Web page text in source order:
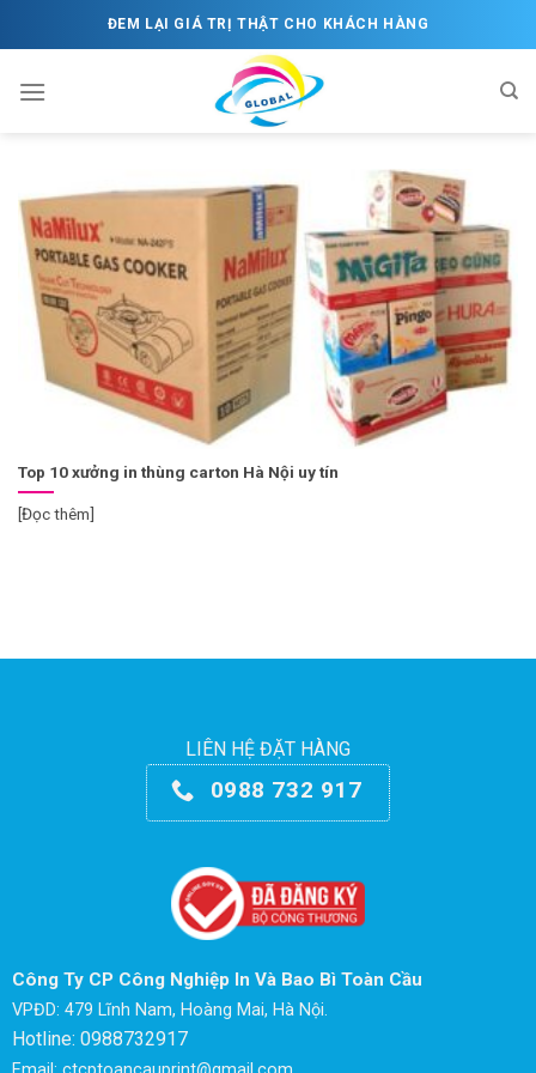
to
ĐEM LẠI GIÁ TRỊ THẬT CHO KHÁCH HÀNG
Top 10 xưởng in thùng carton Hà Nội uy tín
[Đọc thêm]
LIÊN HỆ ĐẶT HÀNG
0988 732 917
Công Ty CP Công Nghiệp In Và Bao Bì Toàn Cầu
VPĐD: 479 Lĩnh Nam, Hoàng Mai, Hà Nội.
Hotline: 0988732917